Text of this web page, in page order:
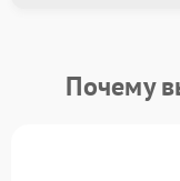
Почему